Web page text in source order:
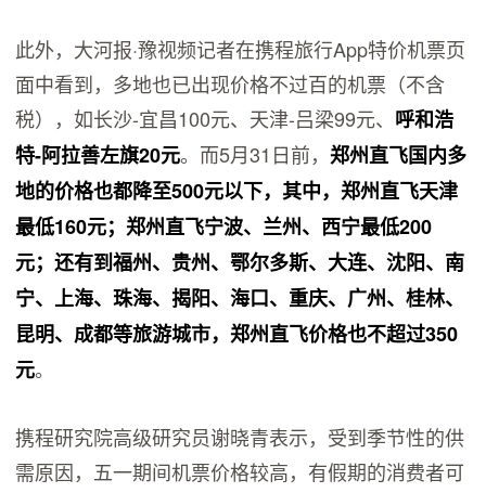
此外，大河报·豫视频记者在携程旅行App特价机票页
面中看到，多地也已出现价格不过百的机票（不含
税），如长沙-宜昌100元、天津-吕梁99元、 呼和浩
特-阿拉善左旗20元。而5月31日前， 郑州直飞国内多
地的价格也都降至500元以下，其中，郑州直飞天津
最低160元；郑州直飞宁波、兰州、西宁最低200
元；还有到福州、贵州、鄂尔多斯、大连、沈阳、南
宁、上海、珠海、揭阳、海口、重庆、广州、桂林、
昆明、成都等旅游城市，郑州直飞价格也不超过350
元。
携程研究院高级研究员谢晓青表示，受到季节性的供
需原因，五一期间机票价格较高，有假期的消费者可